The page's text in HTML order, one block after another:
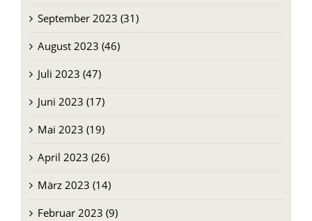
September 2023 (31)
August 2023 (46)
Juli 2023 (47)
Juni 2023 (17)
Mai 2023 (19)
April 2023 (26)
März 2023 (14)
Februar 2023 (9)